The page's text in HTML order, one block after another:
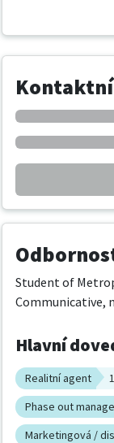
Student of
Communicative,
Hlavní
Realitní agent 1
Phase out
Marketingová /